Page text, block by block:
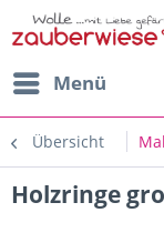
Menü
Übersicht
Holzringe